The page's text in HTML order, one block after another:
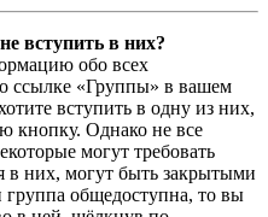
вступить в них?
обо всех
ссылке «Группы» в вашем
вступить в одну из них,
кнопку. Однако не все
могут требовать
в них, могут быть закрытыми
общедоступна, то вы